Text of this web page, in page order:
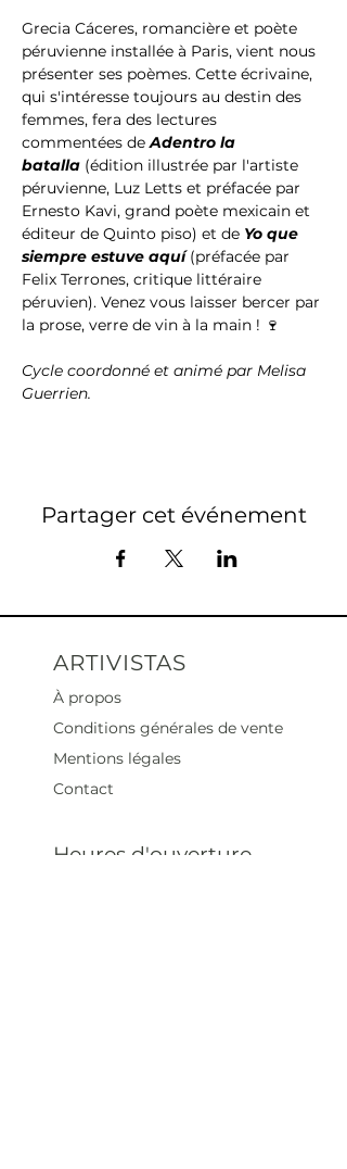
Grecia Cáceres, romancière et poète
péruvienne installée à Paris, vient nous
présenter ses poèmes. Cette écrivaine,
qui s'intéresse toujours au destin des
femmes, fera des lectures
commentées de Adentro la
batalla (édition illustrée par l'artiste
péruvienne, Luz Letts et préfacée par
Ernesto Kavi, grand poète mexicain et
éditeur de Quinto piso) et de Yo que
siempre estuve aquí (préfacée par
Felix Terrones, critique littéraire
péruvien). Venez vous laisser bercer par
la prose, verre de vin à la main ! 🍷
Cycle coordonné et animé par Melisa
Guerrien.
Partager cet événement
ARTIVISTAS
À propos
Conditions générales de vente
Mentions légales
Contact
Heures d'ouverture